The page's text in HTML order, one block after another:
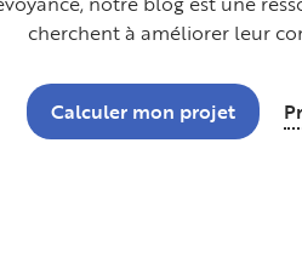
cherchent à améliorer leur
Calculer mon projet